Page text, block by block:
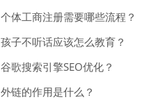
个体工商注册需要哪些流程？
孩子不听话应该怎么教育？
谷歌搜索引擎SEO优化？
外链的作用是什么？